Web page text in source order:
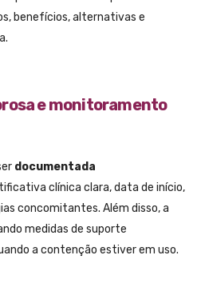
benefícios, alternativas e
e monitoramento
documentada
clínica clara, data de início,
concomitantes. Além disso, a
medidas de suporte
a contenção estiver em uso.